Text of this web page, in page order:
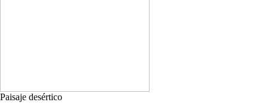
Paisaje desértico